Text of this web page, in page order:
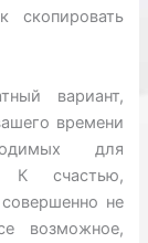
скопировать
вариант,
времени
для
К счастью,
не
возможное,